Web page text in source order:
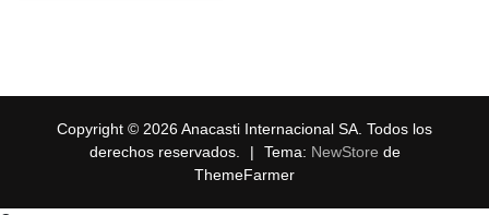
Copyright © 2026 Anacasti Internacional SA. Todos los
derechos reservados.
| Tema: NewStore de
ThemeFarmer